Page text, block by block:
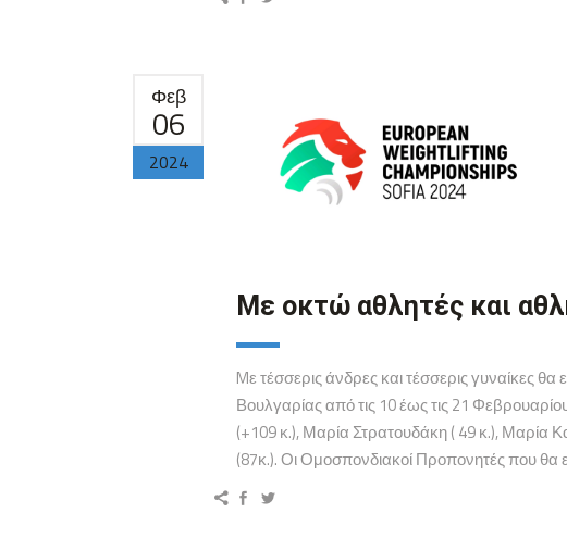
Φεβ
06
2024
Mε οκτώ αθλητές και
Mε τέσσερις άνδρες και τέσσερις
Βουλγαρίας από τις 10 έως τις 21
(+109 κ.), Μαρία Στρατουδάκη ( 49 κ.), Μαρία
(87κ.). Οι Ομοσπονδιακοί Προπονητές που θα